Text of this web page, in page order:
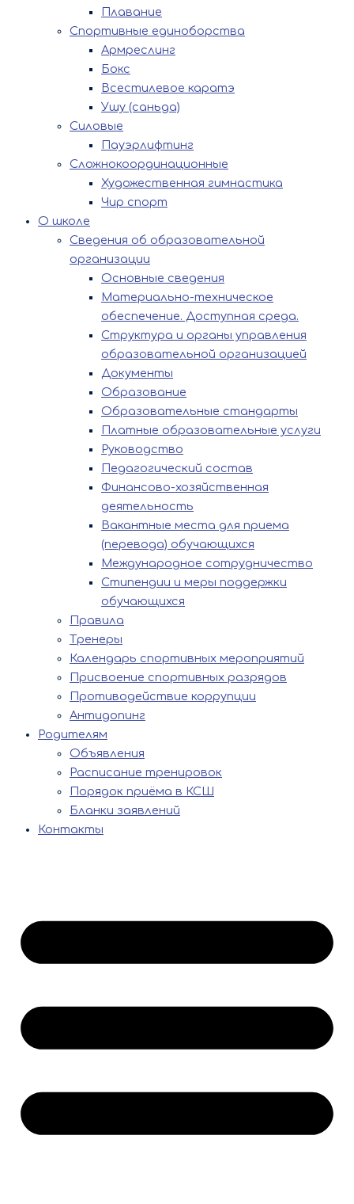
Плавание
Спортивные единоборства
Армреслинг
Бокс
Всестилевое каратэ
Ушу (саньда)
Силовые
Пауэрлифтинг
Сложнокоординационные
Художественная гимнастика
Чир спорт
О школе
Сведения об образовательной
организации
Основные сведения
Материально-техническое
обеспечение. Доступная среда.
Структура и органы управления
образовательной организацией
Документы
Образование
Образовательные стандарты
Платные образовательные услуги
Руководство
Педагогический состав
Финансово-хозяйственная
деятельность
Вакантные места для приема
(перевода) обучающихся
Международное сотрудничество
Стипендии и меры поддержки
обучающихся
Правила
Тренеры
Календарь спортивных мероприятий
Присвоение спортивных разрядов
Противодействие коррупции
Антидопинг
Родителям
Объявления
Расписание тренировок
Порядок приёма в КСШ
Бланки заявлений
Контакты